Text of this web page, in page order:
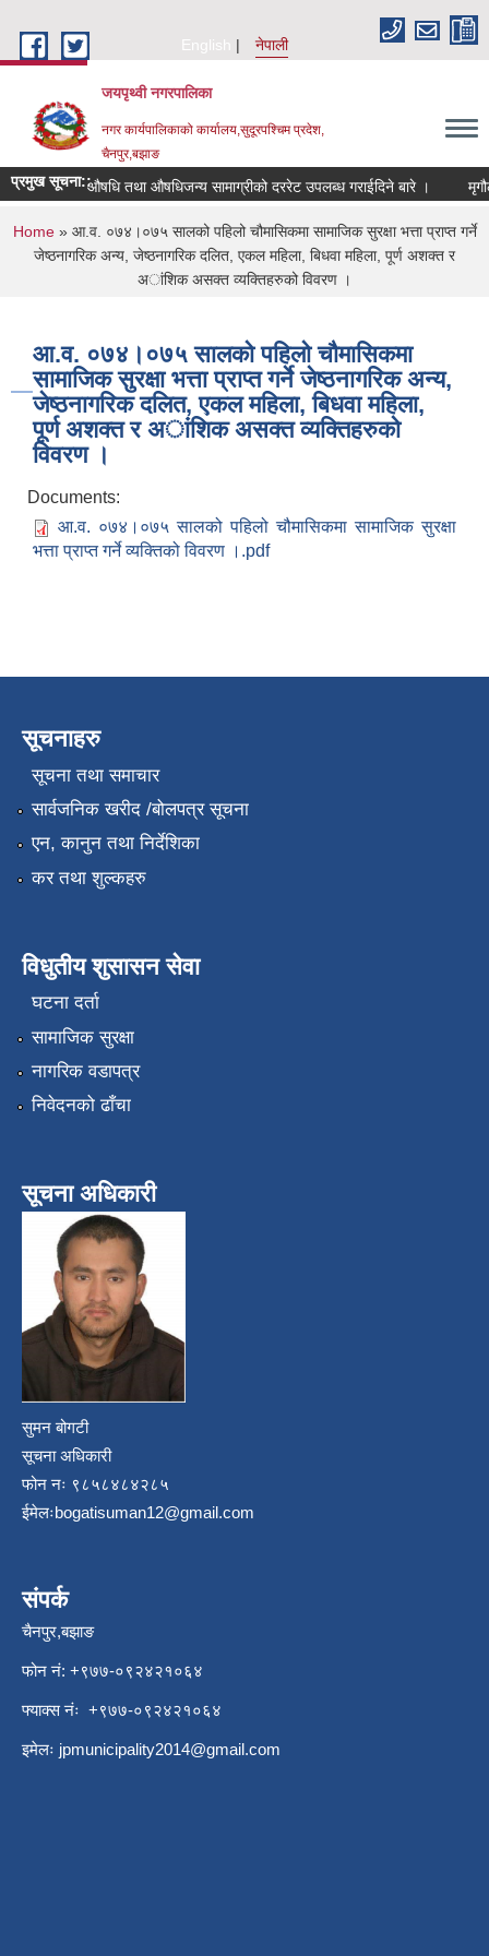
English
नेपाली
जयपृथ्वी नगरपालिका
नगर कार्यपालिकाको कार्यालय,सुदूरपश्चिम प्रदेश,
चैनपुर,बझाङ
प्रमुख सूचना::औषधि तथा औषधिजन्य सामाग्रीको दररेट उपलब्ध गराईदिने बारे ।
You are here
Home» आ.व. ०७४।०७५ सालको पहिलो चौमासिकमा सामाजिक सुरक्षा भत्ता प्राप्त गर्ने
जेष्ठनागरिक अन्य, जेष्ठनागरिक दलित, एकल महिला, बिधवा महिला, पूर्ण अशक्त र
अा‌ंशिक असक्त व्यक्तिहरुको विवरण ।
आ.व. ०७४।०७५ सालको पहिलो चौमासिकमा
सामाजिक सुरक्षा भत्ता प्राप्त गर्ने जेष्ठनागरिक अन्य,
जेष्ठनागरिक दलित, एकल महिला, बिधवा महिला,
पूर्ण अशक्त र अा‌ंशिक असक्त व्यक्तिहरुको
विवरण ।
Documents:
आ.व. ०७४।०७५ सालको पहिलो चौमासिकमा सामाजिक सुरक्षा
भत्ता प्राप्त गर्ने व्यक्तिको विवरण ।.pdf
सूचनाहरु
सूचना तथा समाचार
सार्वजनिक खरीद /बोलपत्र सूचना
एन, कानुन तथा निर्देशिका
कर तथा शुल्कहरु
विधुतीय शुसासन सेवा
घटना दर्ता
सामाजिक सुरक्षा
नागरिक वडापत्र
निवेदनको ढाँचा
सूचना अधिकारी
सुमन बोगटी
सूचना अधिकारी
फोन नः ९८५८४८४२८५
ईमेलःbogatisuman12@gmail.com
संपर्क
चैनपुर,बझाङ
फोन नं: ‍‌+९७७-०९२४२१०६४
फ्याक्स नंः +९७७-०९२४२१०६४
इमेलः jpmunicipality2014@gmail.com